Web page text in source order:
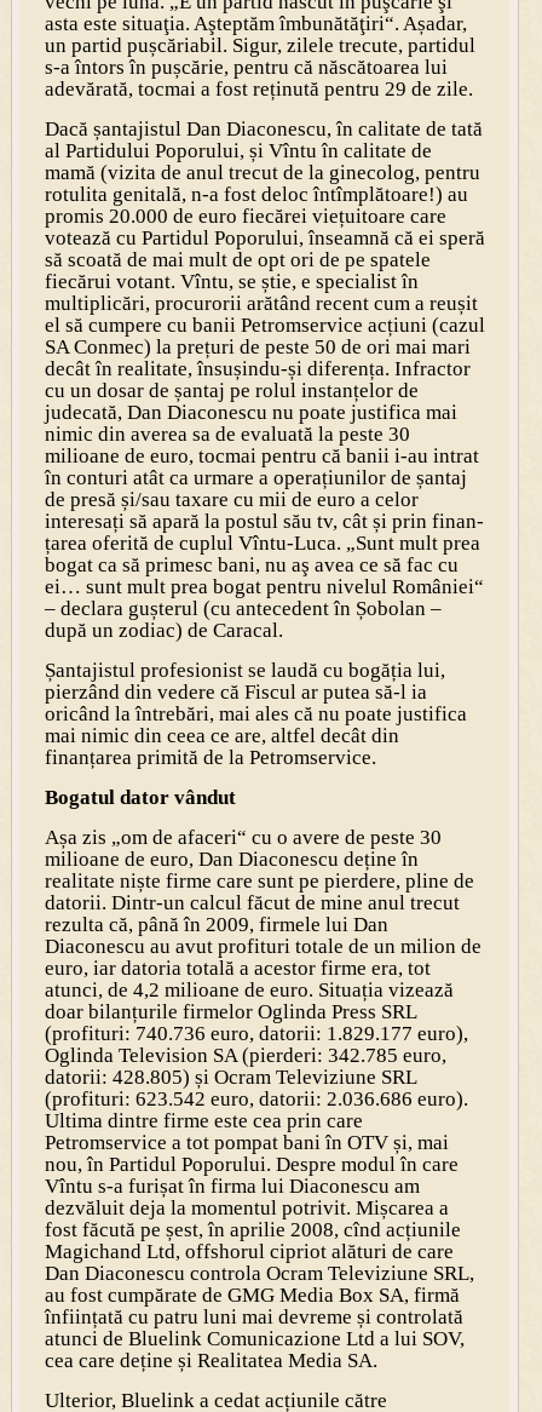
asta este situaţia. Aşteptăm îmbunătăţiri“. Așadar,
un partid pușcăriabil. Sigur, zilele trecute, partidul
s-a întors în pușcărie, pentru că născătoarea lui
adevărată, tocmai a fost reținută pentru 29 de zile.
Dacă șantajistul Dan Diaconescu, în calitate de tată
al Partidului Poporului, și Vîntu în calitate de
mamă (vizita de anul trecut de la ginecolog, pentru
rotulita genitală, n-a fost deloc întîmplătoare!) au
promis 20.000 de euro fiecărei viețuitoare care
votează cu Partidul Poporului, înseamnă că ei speră
să scoată de mai mult de opt ori de pe spatele
fiecărui votant. Vîntu, se știe, e specialist în
multiplicări, procurorii arătând recent cum a reușit
el să cumpere cu banii Petromservice acțiuni (cazul
SA Conmec) la prețuri de peste 50 de ori mai mari
decât în realitate, însușindu-și diferența. Infractor
cu un dosar de șantaj pe rolul instanțelor de
judecată, Dan Diaconescu nu poate justifica mai
nimic din averea sa de evaluată la peste 30
milioane de euro, tocmai pentru că banii i-au intrat
în conturi atât ca urmare a operațiunilor de șantaj
de presă și/sau taxare cu mii de euro a celor
interesați să apară la postul său tv, cât și prin finan­
țarea oferită de cuplul Vîntu-Luca. „Sunt mult prea
bogat ca să primesc bani, nu aş avea ce să fac cu
ei… sunt mult prea bogat pentru nivelul României“
– declara gușterul (cu antecedent în Șobolan –
după un zodiac) de Caracal.
Șantajistul profesionist se laudă cu bogăția lui,
pierzând din vedere că Fiscul ar putea să-l ia
oricând la întrebări, mai ales că nu poate justifica
mai nimic din ceea ce are, altfel decât din
finanțarea primită de la Petromservice.
Bogatul dator vândut
Așa zis „om de afaceri“ cu o avere de peste 30
milioane de euro, Dan Diaconescu deține în
realitate niște firme care sunt pe pierdere, pline de
datorii. Dintr-un calcul făcut de mine anul trecut
rezulta că, până în 2009, firmele lui Dan
Diaconescu au avut profituri totale de un milion de
euro, iar datoria totală a acestor firme era, tot
atunci, de 4,2 milioane de euro. Situația vizează
doar bilanțurile firmelor Oglinda Press SRL
(profituri: 740.736 euro, datorii: 1.829.177 euro),
Oglinda Television SA (pierderi: 342.785 euro,
datorii: 428.805) și Ocram Televiziune SRL
(profituri: 623.542 euro, datorii: 2.036.686 euro).
Ultima dintre firme este cea prin care
Petromservice a tot pompat bani în OTV și, mai
nou, în Partidul Poporului. Despre modul în care
Vîntu s-a furișat în firma lui Diaconescu am
dezvăluit deja la momentul potrivit. Mișcarea a
fost făcută pe șest, în aprilie 2008, cînd acțiunile
Magichand Ltd, offshorul cipriot alături de care
Dan Diaconescu controla Ocram Televiziune SRL,
au fost cumpărate de GMG Media Box SA, firmă
înființată cu patru luni mai devreme și controlată
atunci de Bluelink Comunicazione Ltd a lui SOV,
cea care deține și Realitatea Media SA.
Ulterior, Bluelink a cedat acțiunile către